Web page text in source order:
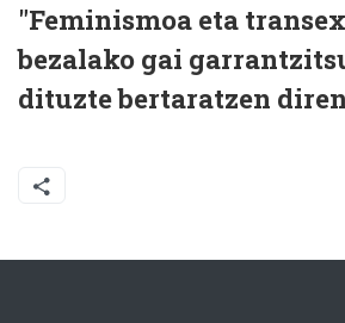
"Feminismoa eta
bezalako gai
dituzte bertaratzen